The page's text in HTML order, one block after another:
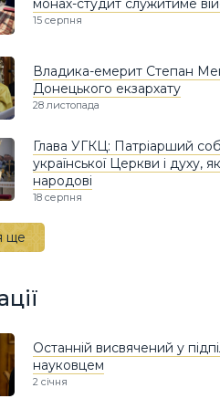
монах-студит служитиме
15 серпня
Владика-емерит Степан
Донецького екзархату
28 листопада
Глава УГКЦ: Патріарший
української Церкви і духу,
народові
18 серпня
ще
Останній висвячений у
науковцем
2 січня